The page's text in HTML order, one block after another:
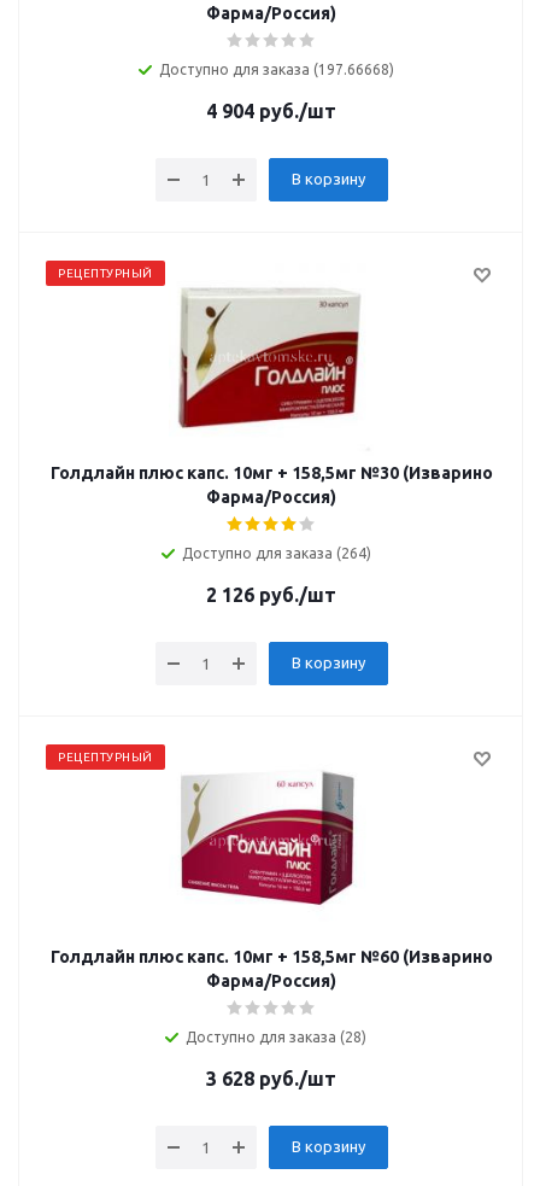
Фарма/Россия)
Доступно для заказа (197.66668)
4 904 руб./шт
В корзину
РЕЦЕПТУРНЫЙ
Голдлайн плюс капс. 10мг + 158,5мг №30 (Изварино
Фарма/Россия)
Доступно для заказа (264)
2 126 руб./шт
В корзину
РЕЦЕПТУРНЫЙ
Голдлайн плюс капс. 10мг + 158,5мг №60 (Изварино
Фарма/Россия)
Доступно для заказа (28)
3 628 руб./шт
В корзину